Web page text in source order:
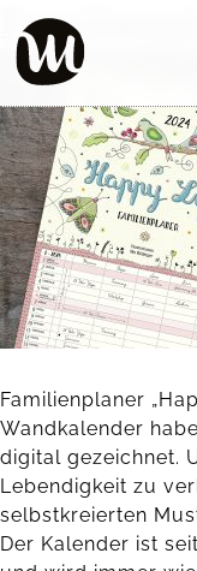
Familienplaner
Wandkalender
digital gezeichnet.
Lebendigkeit zu
selbstkreierten
Der Kalender ist